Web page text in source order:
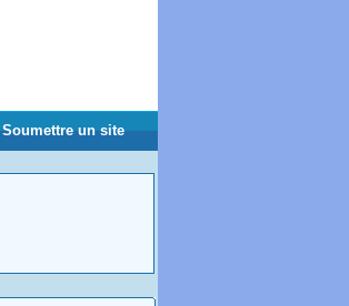
Soumettre un site